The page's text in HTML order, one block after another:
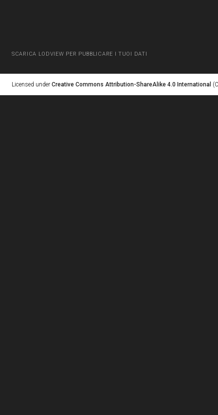
SCARICA LODVIEW PER PUBBLICARE I TUOI DATI
Licensed under Creative Commons Attribution-ShareAlike 4.0 International